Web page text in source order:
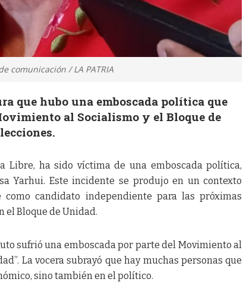
comunicación / LA PATRIA
que hubo una emboscada política que
al Socialismo y el Bloque de
Libre, ha sido víctima de una emboscada política,
Yarhui. Este incidente se produjo en un contexto
candidato independiente para las próximas
el Bloque de Unidad.
sufrió una emboscada por parte del Movimiento al
La vocera subrayó que hay muchas personas que
sino también en el político.